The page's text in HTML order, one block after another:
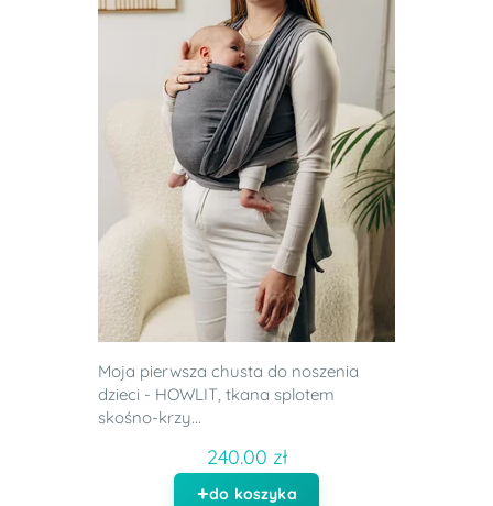
Moja pierwsza chusta do noszenia
dzieci - HOWLIT, tkana splotem
skośno-krzy...
240.00 zł
do koszyka